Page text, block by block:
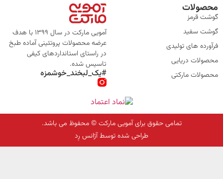
محصولات
گوشت قرمز
گوشت سفید
فرآورده های تولیدی
محصولات دریایی
محصولات مارکتی
آمویی مارکت در سال 1399 با هدف
عرضه محصولات پروتئینی آماده طبخ
در راستای استانداردهای کیفی
تاسیس شده.
#یک_لبخند_خوشمزه
تمامی حقوق برای آمویی مارکت © محفوظ می باشد.
طراحی شده توسط آژانس رِد